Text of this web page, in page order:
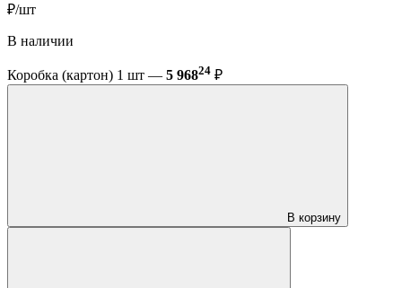
₽/шт
В наличии
Коробка (картон) 1 шт — 5 96824 ₽
В корзину